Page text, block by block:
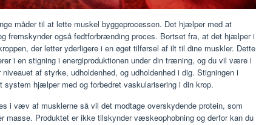
måder til at lette muskel byggeprocessen. Det hjælper med at
fremskynder også fedtforbrænding proces. Bortset fra, at det hjælper i
der letter yderligere i en øget tilførsel af ilt til dine muskler. Dette
i en stigning i energiproduktionen under din træning, og du vil være i
af styrke, udholdenhed, og udholdenhed i dig. Stigningen i
hjælper med og forbedret vaskularisering i din krop.
i væv af musklerne så vil det modtage overskydende protein, som
masse. Produktet er ikke tilskynder væskeophobning og derfor kan du